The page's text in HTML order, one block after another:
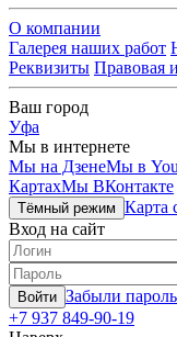
О компании
Галерея наших работ
Реквизиты Правовая
Ваш город
Уфа
Мы в интернете
Мы на ДзенеМы в
КартахМы ВКонтакте
Тёмный режим Карта
Вход на сайт
Войти Забыли
+7 937 849-90-19